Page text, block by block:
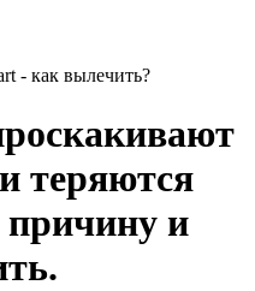
- как вылечить?
теряются
причину и